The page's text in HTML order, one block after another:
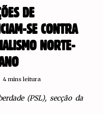
DE
SE CONTRA
NORTE-
4 mins leitura
(PSL), secção da